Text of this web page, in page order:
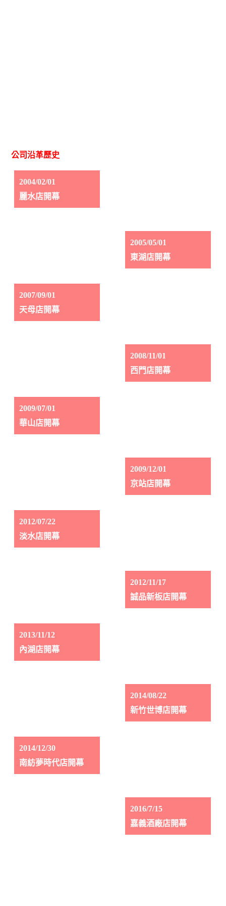
公司沿革歷史
2004/02/01
麗水店開幕
2005/05/01
東湖店開幕
2007/09/01
天母店開幕
2008/11/01
西門店開幕
2009/07/01
華山店開幕
2009/12/01
京站店開幕
2012/07/22
淡水店開幕
2012/11/17
誠品新板店開幕
2013/11/12
內湖店開幕
2014/08/22
新竹世博店開幕
2014/12/30
南紡夢時代店開幕
2016/7/15
嘉義酒廠店開幕